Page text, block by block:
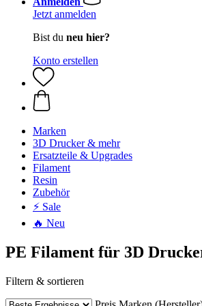
Jetzt anmelden
Bist du neu hier?
Konto erstellen
Marken
3D Drucker & mehr
Ersatzteile & Upgrades
Filament
Resin
Zubehör
⚡ Sale
🔥 Neu
PE Filament für 3D
Filtern & sortieren